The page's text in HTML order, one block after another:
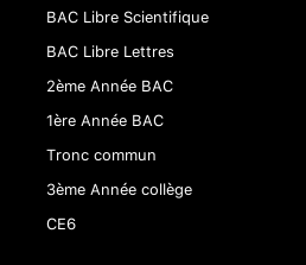
BAC Libre Scientifique
BAC Libre Lettres
2ème Année BAC
1ère Année BAC
Tronc commun
3ème Année collège
CE6